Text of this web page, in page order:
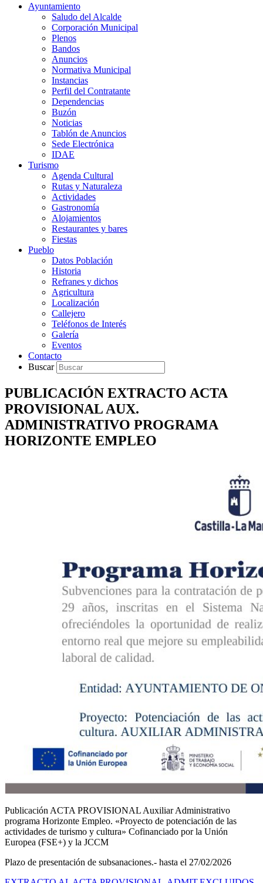
Ayuntamiento
Saludo del Alcalde
Corporación Municipal
Plenos
Bandos
Anuncios
Normativa Municipal
Instancias
Perfil del Contratante
Dependencias
Buzón
Noticias
Tablón de Anuncios
Sede Electrónica
IDAE
Turismo
Agenda Cultural
Rutas y Naturaleza
Actividades
Gastronomía
Alojamientos
Restaurantes y bares
Fiestas
Pueblo
Datos Población
Historia
Refranes y dichos
Agricultura
Localización
Callejero
Teléfonos de Interés
Galería
Eventos
Contacto
Buscar
PUBLICACIÓN EXTRACTO ACTA
PROVISIONAL AUX.
ADMINISTRATIVO PROGRAMA
HORIZONTE EMPLEO
Publicación ACTA PROVISIONAL Auxiliar Administrativo
programa Horizonte Empleo. «Proyecto de potenciación de las
actividades de turismo y cultura» Cofinanciado por la Unión
Europea (FSE+) y la JCCM
Plazo de presentación de subsanaciones.- hasta el 27/02/2026